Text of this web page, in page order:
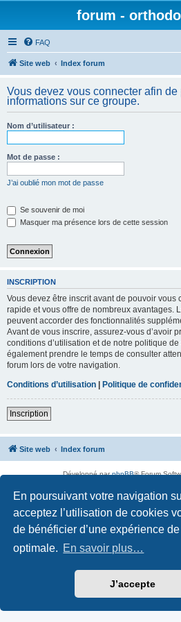
En poursuivant votre navigation
acceptez l’utilisation de cookies
de bénéficier d’une expérience
optimale. En savoir plus…
J’accepte
forum -
FAQ
Site web Index forum
Vous devez vous connecter afin
informations sur ce groupe.
Nom d’utilisateur :
Mot de passe :
J’ai oublié mon mot de passe
Se souvenir de moi
Masquer ma présence lors de cette session
INSCRIPTION
Vous devez être inscrit avant de pouvoir vous
rapide et vous offre de nombreux avantages.
peuvent accorder des fonctionnalités
Avant de vous inscrire, assurez-vous d’avoir
conditions d’utilisation et de notre politique
également prendre le temps de consulter
forum lors de votre navigation.
Conditions d’utilisation | Politique de
Inscription
Site web Index forum
Développé parphpBB® Forum
Confidentialité|